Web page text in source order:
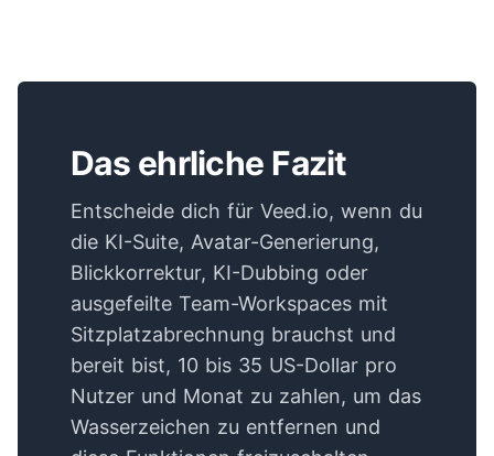
Das ehrliche Fazit
Entscheide dich für Veed.io, wenn du
die KI-Suite, Avatar-Generierung,
Blickkorrektur, KI-Dubbing oder
ausgefeilte Team-Workspaces mit
Sitzplatzabrechnung brauchst und
bereit bist, 10 bis 35 US-Dollar pro
Nutzer und Monat zu zahlen, um das
Wasserzeichen zu entfernen und